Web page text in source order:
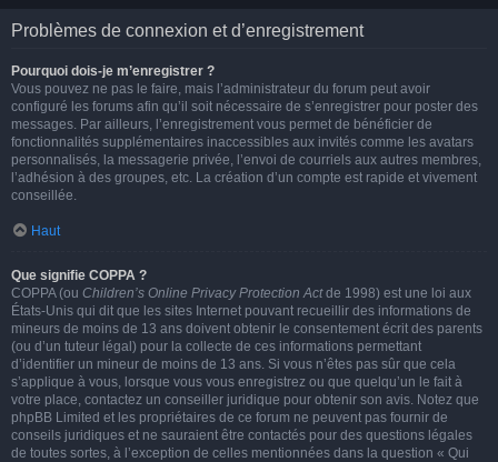
Problèmes de connexion et d’enregistrement
Pourquoi dois-je m’enregistrer ?
Vous pouvez ne pas le faire, mais l’administrateur du forum peut avoir
configuré les forums afin qu’il soit nécessaire de s’enregistrer pour poster des
messages. Par ailleurs, l’enregistrement vous permet de bénéficier de
fonctionnalités supplémentaires inaccessibles aux invités comme les avatars
personnalisés, la messagerie privée, l’envoi de courriels aux autres membres,
l’adhésion à des groupes, etc. La création d’un compte est rapide et vivement
conseillée.
Haut
Que signifie COPPA ?
COPPA (ou Children’s Online Privacy Protection Actde 1998) est une loi aux
États-Unis qui dit que les sites Internet pouvant recueillir des informations de
mineurs de moins de 13 ans doivent obtenir le consentement écrit des parents
(ou d’un tuteur légal) pour la collecte de ces informations permettant
d’identifier un mineur de moins de 13 ans. Si vous n’êtes pas sûr que cela
s’applique à vous, lorsque vous vous enregistrez ou que quelqu’un le fait à
votre place, contactez un conseiller juridique pour obtenir son avis. Notez que
phpBB Limited et les propriétaires de ce forum ne peuvent pas fournir de
conseils juridiques et ne sauraient être contactés pour des questions légales
de toutes sortes, à l’exception de celles mentionnées dans la question « Qui